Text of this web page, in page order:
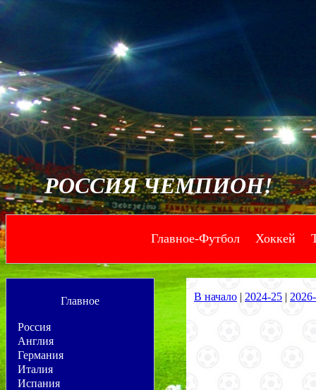
РОССИЯ ЧЕМПИОН!
Главное-Футбол-- Хоккей
Главное
Россия
Англия
Германия
Италия
Испания
В начало | 2024-25 |